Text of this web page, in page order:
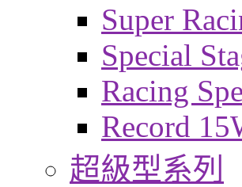
Super
Special
Racing
Record
超級型系列